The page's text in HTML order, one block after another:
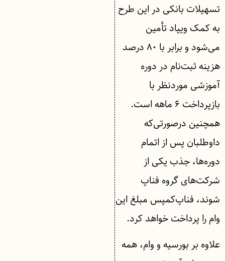
تسهیلات بانکی در این طرح
به کمک ویپاد تأمین
می‌شود و برابر با ۸۰ درصد
هزینه ثبت‌نام در دوره
آموزشی موردنظر با
بازپرداخت ۶ ماهه است.
همچنین درصورتی‌که
داوطلبان پس از اتمام
دوره‌ها، جذب یکی از
شرکت‌های گروه فناپ
شوند، فناپ‌کمپس مبلغ این
وام را پرداخت خواهد کرد.
علاوه بر بورسیه و وام، همه